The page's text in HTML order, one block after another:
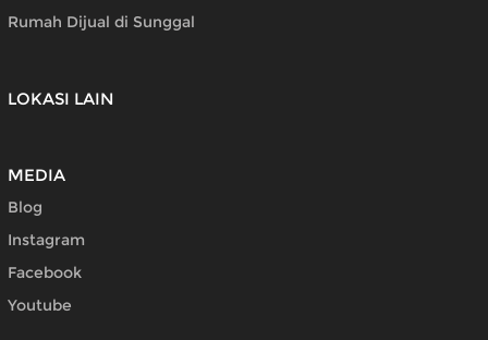
Rumah Dijual di Sunggal
LOKASI LAIN
MEDIA
Blog
Instagram
Facebook
Youtube